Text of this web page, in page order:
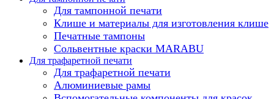
Для тампонной печати
Клише и материалы для изготовления клише
Печатные тампоны
Сольвентные краски MARABU
Для трафаретной печати
Для трафаретной печати
Алюминиевые рамы